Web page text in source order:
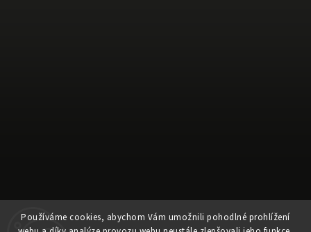
Používáme cookies, abychom Vám umožnili pohodlné prohlížení
Sledovat na Instagramu